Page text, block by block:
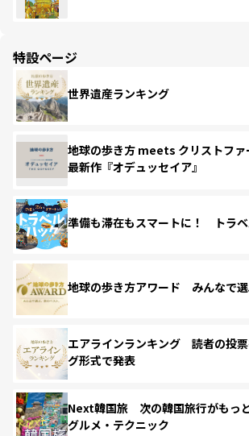
特設ページ
世界遺産ランキング
地球の歩き方 meets クリストファ
最新作『オデュッセイア』
準備も滞在もスマートに！ トラ
地球の歩き方アワード みんなで選
エアラインランキング 読者の投
グ形式で発表
Next韓国旅 次の韓国旅行がもっ
グルメ・テクニック